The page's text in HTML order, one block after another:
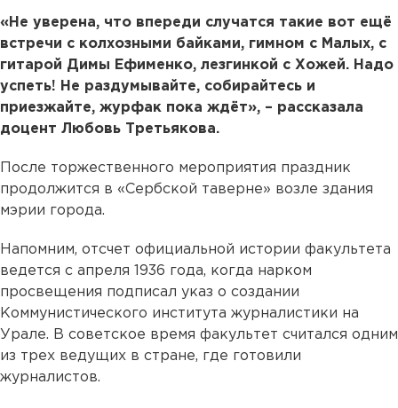
«Не уверена, что впереди случатся такие вот ещё
встречи с колхозными байками, гимном с Малых, с
гитарой Димы Ефименко, лезгинкой с Хожей. Надо
успеть! Не раздумывайте, собирайтесь и
приезжайте, журфак пока ждёт», – рассказала
доцент Любовь Третьякова.
После торжественного мероприятия праздник
продолжится в «Сербской таверне» возле здания
мэрии города.
Напомним, отсчет официальной истории факультета
ведется с апреля 1936 года, когда нарком
просвещения подписал указ о создании
Коммунистического института журналистики на
Урале. В советское время факультет считался одним
из трех ведущих в стране, где готовили
журналистов.